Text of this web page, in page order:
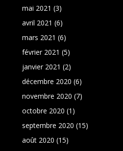
mai 2021 (3)
avril 2021 (6)
mars 2021 (6)
février 2021 (5)
janvier 2021 (2)
décembre 2020 (6)
novembre 2020 (7)
octobre 2020 (1)
septembre 2020 (15)
août 2020 (15)